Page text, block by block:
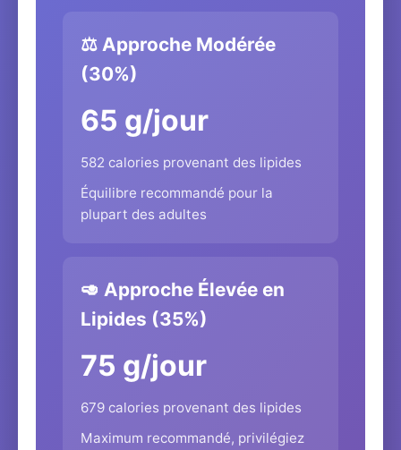
⚖️ Approche Modérée
(30%)
65 g/jour
582 calories provenant des lipides
Équilibre recommandé pour la
plupart des adultes
🥑 Approche Élevée en
Lipides (35%)
75 g/jour
679 calories provenant des lipides
Maximum recommandé, privilégiez